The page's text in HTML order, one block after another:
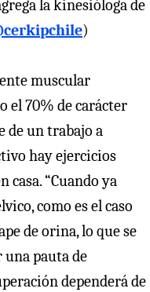
la kinesióloga de
)
muscular
el 70% de carácter
de un trabajo a
hay ejercicios
casa. “Cuando ya
como es el caso
de orina, lo que se
una pauta de
dependerá de